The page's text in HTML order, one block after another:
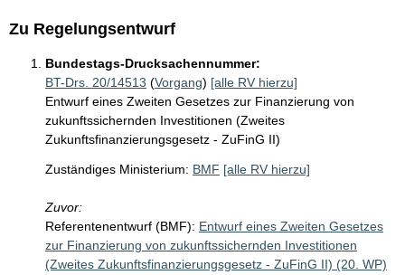
Zu Regelungsentwurf
Bundestags-Drucksachennummer:
BT-Drs. 20/14513 (Vorgang) [alle RV hierzu]
Entwurf eines Zweiten Gesetzes zur Finanzierung von
zukunftssichernden Investitionen (Zweites
Zukunftsfinanzierungsgesetz - ZuFinG II)
Zuständiges Ministerium: BMF [alle RV hierzu]
Zuvor:
Referentenentwurf (BMF): Entwurf eines Zweiten Gesetzes
zur Finanzierung von zukunftssichernden Investitionen
(Zweites Zukunftsfinanzierungsgesetz - ZuFinG II) (20. WP)